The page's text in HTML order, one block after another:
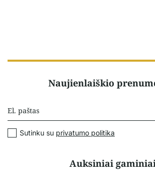
Auksiniai gaminiai
Naujienlaiškio
Sutinku su privatumo politika